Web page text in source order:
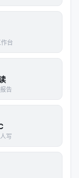
正执行。如果
条数据就被标
度的步骤。每
、查询、验
同的解法路
，有些先假设
台
告
写